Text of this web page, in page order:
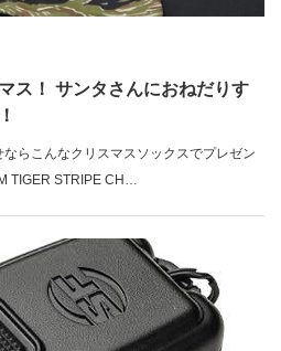
ス！ サンタさんにおねだりす
らこんなクリスマスソックスでプレゼン
TIGER STRIPE CH…